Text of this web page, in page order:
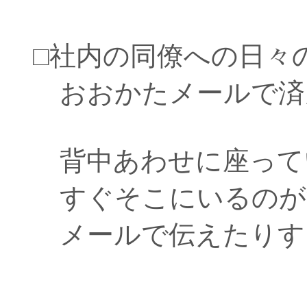
□社内の同僚への日々
おおかたメールで
背中あわせに座っ
すぐそこにいるの
メールで伝えたり